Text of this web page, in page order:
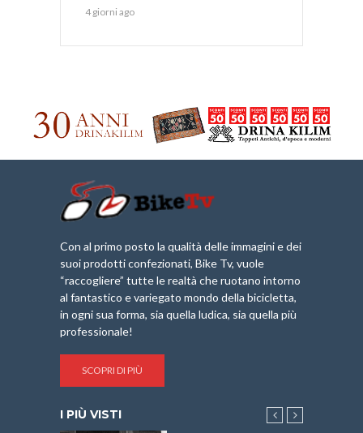
4 giorni ago
Con al primo posto la qualità delle immagini e dei
suoi prodotti confezionati, Bike Tv, vuole
“raccogliere” tutte le realtà che ruotano intorno
al fantastico e variegato mondo della bicicletta,
in ogni sua forma, sia quella ludica, sia quella più
professionale!
SCOPRI DI PIÙ
I PIÙ VISTI